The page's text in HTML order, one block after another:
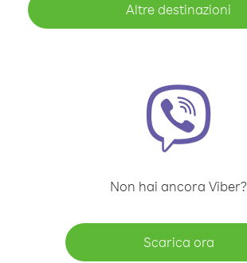
Altre destinazioni
Non hai ancora Viber?
Scarica ora